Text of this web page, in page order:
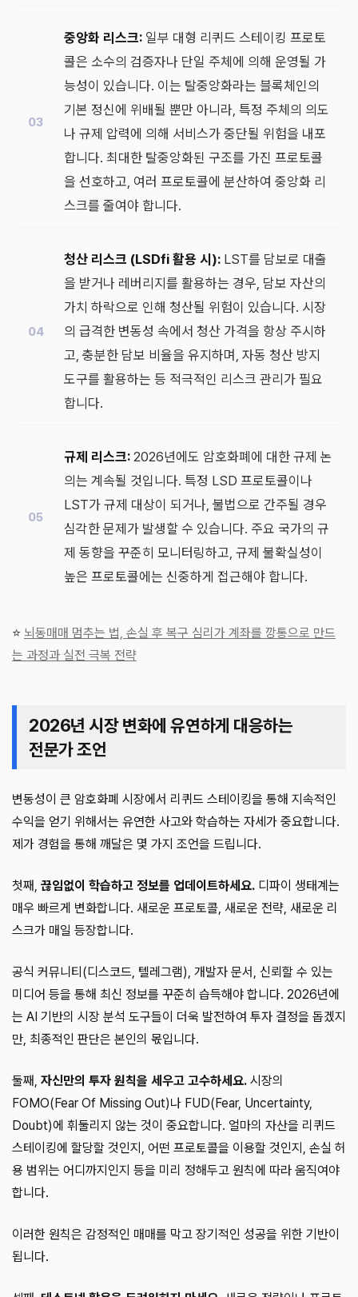
중앙화 리스크: 일부 대형 리퀴드 스테이킹 프로토
콜은 소수의 검증자나 단일 주체에 의해 운영될 가
능성이 있습니다. 이는 탈중앙화라는 블록체인의
기본 정신에 위배될 뿐만 아니라, 특정 주체의 의도
나 규제 압력에 의해 서비스가 중단될 위험을 내포
합니다. 최대한 탈중앙화된 구조를 가진 프로토콜
을 선호하고, 여러 프로토콜에 분산하여 중앙화 리
스크를 줄여야 합니다.
청산 리스크 (LSDfi 활용 시): LST를 담보로 대출
을 받거나 레버리지를 활용하는 경우, 담보 자산의
가치 하락으로 인해 청산될 위험이 있습니다. 시장
의 급격한 변동성 속에서 청산 가격을 항상 주시하
고, 충분한 담보 비율을 유지하며, 자동 청산 방지
도구를 활용하는 등 적극적인 리스크 관리가 필요
합니다.
규제 리스크: 2026년에도 암호화폐에 대한 규제 논
의는 계속될 것입니다. 특정 LSD 프로토콜이나
LST가 규제 대상이 되거나, 불법으로 간주될 경우
심각한 문제가 발생할 수 있습니다. 주요 국가의 규
제 동향을 꾸준히 모니터링하고, 규제 불확실성이
높은 프로토콜에는 신중하게 접근해야 합니다.
⭐ 뇌동매매 멈추는 법, 손실 후 복구 심리가 계좌를 깡통으로 만드
는 과정과 실전 극복 전략
2026년 시장 변화에 유연하게 대응하는
전문가 조언
변동성이 큰 암호화폐 시장에서 리퀴드 스테이킹을 통해 지속적인
수익을 얻기 위해서는 유연한 사고와 학습하는 자세가 중요합니다.
제가 경험을 통해 깨달은 몇 가지 조언을 드립니다.
첫째, 끊임없이 학습하고 정보를 업데이트하세요. 디파이 생태계는
매우 빠르게 변화합니다. 새로운 프로토콜, 새로운 전략, 새로운 리
스크가 매일 등장합니다.
공식 커뮤니티(디스코드, 텔레그램), 개발자 문서, 신뢰할 수 있는
미디어 등을 통해 최신 정보를 꾸준히 습득해야 합니다. 2026년에
는 AI 기반의 시장 분석 도구들이 더욱 발전하여 투자 결정을 돕겠지
만, 최종적인 판단은 본인의 몫입니다.
둘째, 자신만의 투자 원칙을 세우고 고수하세요. 시장의
FOMO(Fear Of Missing Out)나 FUD(Fear, Uncertainty,
Doubt)에 휘둘리지 않는 것이 중요합니다. 얼마의 자산을 리퀴드
스테이킹에 할당할 것인지, 어떤 프로토콜을 이용할 것인지, 손실 허
용 범위는 어디까지인지 등을 미리 정해두고 원칙에 따라 움직여야
합니다.
이러한 원칙은 감정적인 매매를 막고 장기적인 성공을 위한 기반이
됩니다.